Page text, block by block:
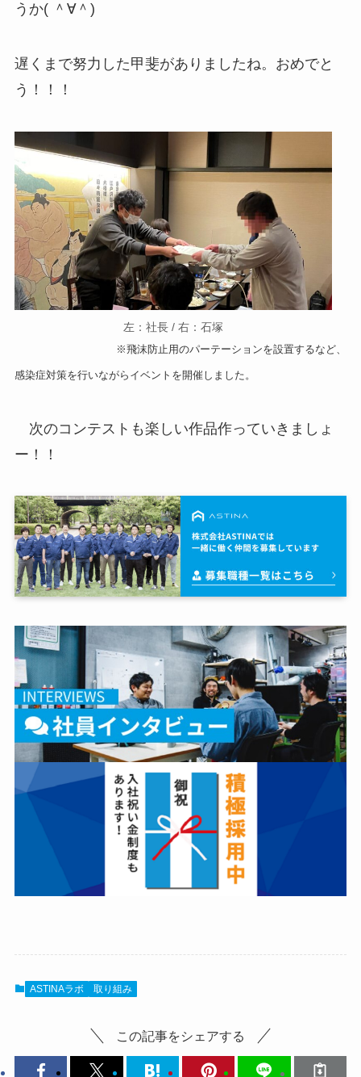
うか( ＾∀＾)
遅くまで努力した甲斐がありましたね。おめでと
う！！！
左：社長 / 右：石塚
※飛沫防止用のパーテーションを設置するなど、
感染症対策を行いながらイベントを開催しました。
次のコンテストも楽しい作品作っていきましょ
ー！！
ASTINAラボ 取り組み
この記事をシェアする